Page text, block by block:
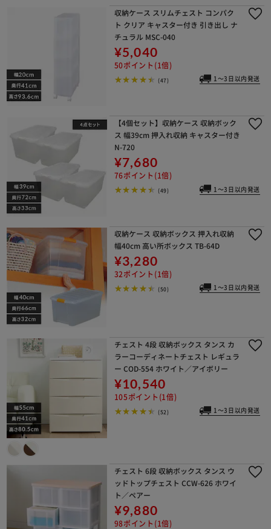
収納ケース スリムチェスト コンパク
ト クリア キャスター付き 引き出し ナ
チュラル MSC-040
¥5,040
50ポイント(1倍)
(47) 1～3日以内発送
【4個セット】収納ケース 収納ボック
ス 幅39cm 押入れ収納 キャスター付き
N-720
¥7,680
76ポイント(1倍)
(49) 1～3日以内発送
収納ケース 収納ボックス 押入れ収納
幅40cm 高い所ボックス TB-64D
¥3,280
32ポイント(1倍)
(50) 1～3日以内発送
チェスト 4段 収納ボックス タンス カ
ラーコーディネートチェスト レギュラ
ー COD-554 ホワイト／アイボリー
¥10,540
105ポイント(1倍)
(52) 1～3日以内発送
チェスト 6段 収納ボックス タンス ウ
ッドトップチェスト CCW-626 ホワイ
ト／ペアー
¥9,880
98ポイント(1倍)